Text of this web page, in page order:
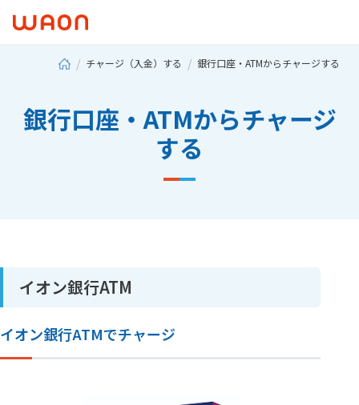
チャージ（入金）する 銀行口座・ATMからチャージする
銀行口座・ATMからチャージ
する
イオン銀行ATM
イオン銀行ATMでチャージ